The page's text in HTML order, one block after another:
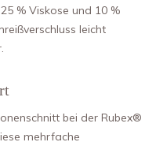
% Viskose und 10 %
leicht
bei der Rubex®
mehrfache